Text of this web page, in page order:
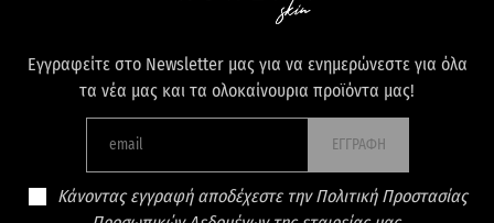
Εγγραφείτε στο Newsletter μας για να ενημερώνεστε για όλα
τα νέα μας και τα ολοκαίνουρια προϊόντα μας!
ΕΓΓΡΑΦΗ
Κάνοντας εγγραφή αποδέχεστε την Πολιτική Προστασίας